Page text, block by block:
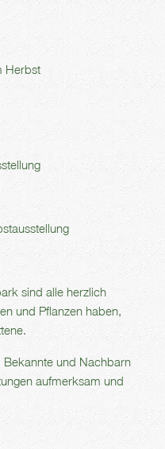
Herbst
sind alle herzlich
und Pflanzen haben,
Bekannte und Nachbarn
aufmerksam und